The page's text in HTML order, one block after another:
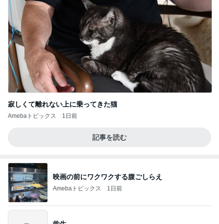
寂しくて離れない上に乗ってきた猫
Amebaトピックス 1日前
記事を読む
映画の前にワクワクする腹ごしらえ
Amebaトピックス 1日前